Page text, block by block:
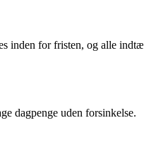
inden for fristen, og alle
dagpenge uden forsinkelse.